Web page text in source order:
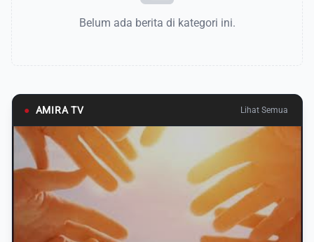
Belum ada berita di kategori ini.
● AMIRA TV Lihat Semua